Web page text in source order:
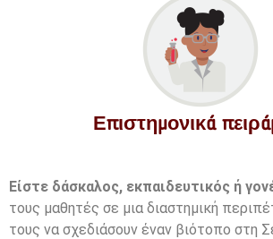
Επιστημονικά
Είστε δάσκαλος, εκπαιδευτικός ή
τους μαθητές σε μια διαστημική
τους να σχεδιάσουν έναν βιότοπο στη